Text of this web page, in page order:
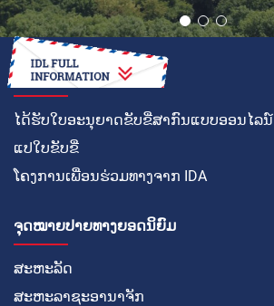
ວິທີໃນການ
ໄດ້ຮັບໃບອະນຸຍາດຂັບຂີ່ສາກົນແບບອອນໄລນ໌
ແປໃບຂັບຂີ່
ໂຄງການເພື່ອນຮ່ວມທາງຈາກ IDA
ຈຸດໝາຍປາຍທາງຍອດນິຍົມ
ສະຫະລັດ
ສະຫະລາຊະອານາຈັກ